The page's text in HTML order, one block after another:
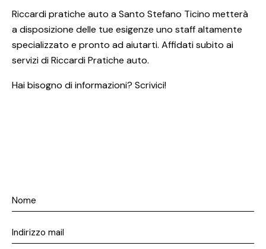
Riccardi pratiche auto a Santo Stefano Ticino metterà
a disposizione delle tue esigenze uno staff altamente
specializzato e pronto ad aiutarti. Affidati subito ai
servizi di Riccardi Pratiche auto.
Hai bisogno di informazioni? Scrivici!